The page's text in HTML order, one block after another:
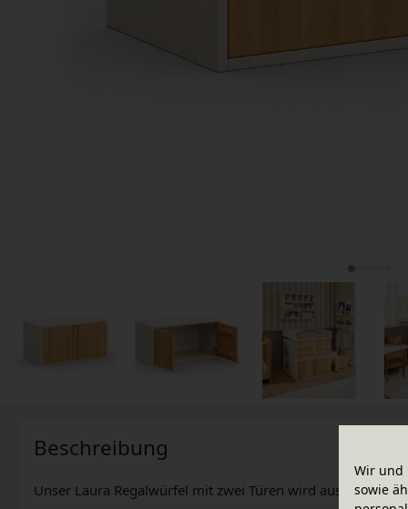
Beschreibung
Unser Laura Regalwürfel mit zwei Türen wird aus Bio-
Wir und
sowie